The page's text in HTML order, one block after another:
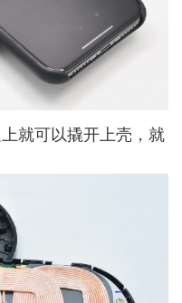
就可以撬开上壳，就